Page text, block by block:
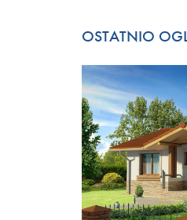
OSTATNIO